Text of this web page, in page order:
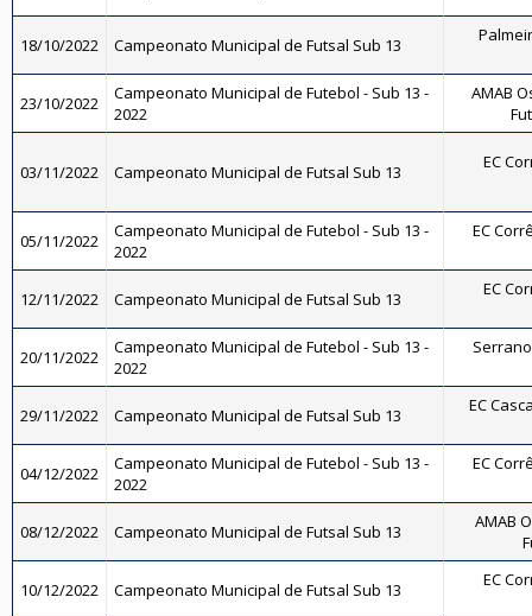
18/10/2022 Campeonato Municipal de Futsal Sub 13
23/10/2022
Campeonato Municipal de Futebol - Sub 13 -
2022
AMAB
03/11/2022 Campeonato Municipal de Futsal Sub 13 EC
05/11/2022
Campeonato Municipal de Futebol - Sub 13 -
2022
EC
12/11/2022 Campeonato Municipal de Futsal Sub 13 EC
20/11/2022
Campeonato Municipal de Futebol - Sub 13 -
2022
29/11/2022 Campeonato Municipal de Futsal Sub 13 EC
04/12/2022
Campeonato Municipal de Futebol - Sub 13 -
2022
EC
08/12/2022 Campeonato Municipal de Futsal Sub 13
AMAB
10/12/2022 Campeonato Municipal de Futsal Sub 13 EC